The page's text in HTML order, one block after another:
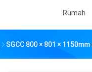
Rumah
SGCC 800 × 801 ×